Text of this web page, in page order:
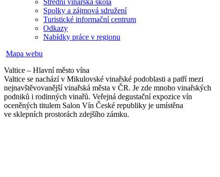
Střední vinařská škola
Spolky a zájmová sdružení
Turistické informační centrum
Odkazy
Nabídky práce v regionu
Mapa webu
Valtice – Hlavní město vína
Valtice se nachází v Mikulovské vinařské podoblasti a patří mezi
nejnavštěvovanější vinařská města v ČR. Je zde mnoho vinařských
podniků i rodinných vinařů. Veřejná degustační expozice vín
oceněných titulem Salon Vín České republiky je umístěna
ve sklepních prostorách zdejšího zámku.